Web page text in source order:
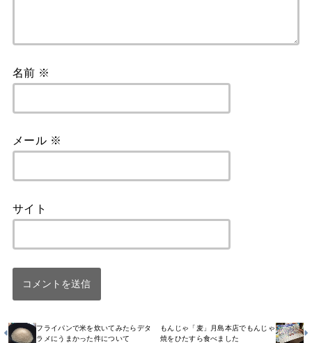
名前 ※
メール ※
サイト
フライパンで米を炊いてみたらデタ
ラメにうまかった件について
もんじゃ「麦」月島本店でもんじゃ
焼をひたすら食べました